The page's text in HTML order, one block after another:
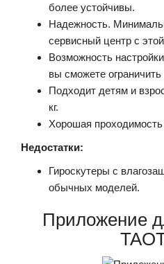
более устойчивы.
Надежность.
сервисный центр с
Возможность
вы сможете ограничить
Подходит детям и
кг.
Хорошая
Недостатки:
Гироскутеры с
обычных моделей.
Приложение